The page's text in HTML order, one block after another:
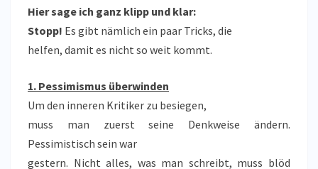
Hier sage ich ganz klipp und klar:
Stopp! Es gibt nämlich ein paar Tricks, die
helfen, damit es nicht so weit kommt.
1. Pessimismus überwinden
Um den inneren Kritiker zu besiegen,
muss man zuerst seine Denkweise ändern.
Pessimistisch sein war
gestern. Nicht alles, was man schreibt, muss blöd